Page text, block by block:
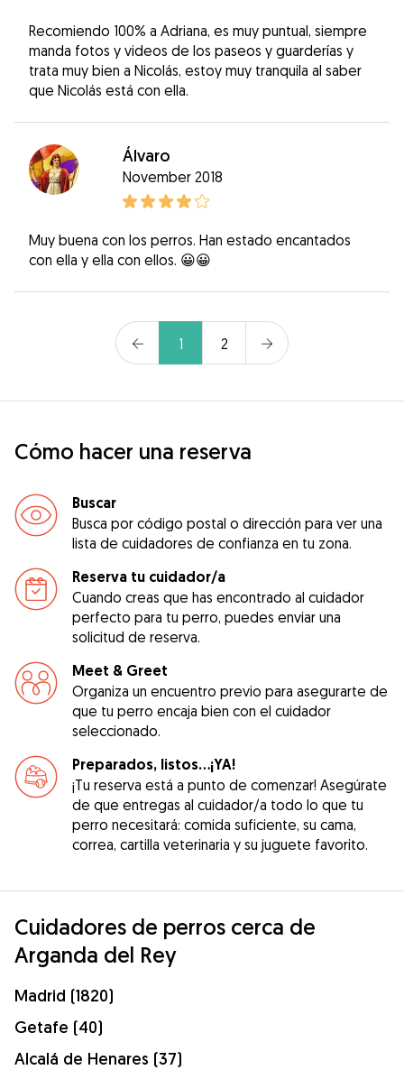
Recomiendo 100% a Adriana, es muy puntual, siempre
manda fotos y videos de los paseos y guarderías y
trata muy bien a Nicolás, estoy muy tranquila al saber
que Nicolás está con ella.
Álvaro
November 2018
Muy buena con los perros. Han estado encantados
con ella y ella con ellos. 😀😀
1 2
Cómo hacer una reserva
Buscar
Busca por código postal o dirección para ver una
lista de cuidadores de confianza en tu zona.
Reserva tu cuidador/a
Cuando creas que has encontrado al cuidador
perfecto para tu perro, puedes enviar una
solicitud de reserva.
Meet & Greet
Organiza un encuentro previo para asegurarte de
que tu perro encaja bien con el cuidador
seleccionado.
Preparados, listos...¡YA!
¡Tu reserva está a punto de comenzar! Asegúrate
de que entregas al cuidador/a todo lo que tu
perro necesitará: comida suficiente, su cama,
correa, cartilla veterinaria y su juguete favorito.
Cuidadores de perros cerca de
Arganda del Rey
Madrid (1820)
Getafe (40)
Alcalá de Henares (37)